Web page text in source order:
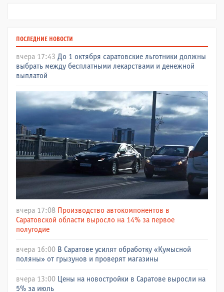
ПОСЛЕДНИЕ НОВОСТИ
вчера 17:43 До 1 октября саратовские льготники должны
выбрать между бесплатными лекарствами и денежной
выплатой
вчера 17:08 Производство автокомпонентов в
Саратовской области выросло на 14% за первое
полугодие
вчера 16:00 В Саратове усилят обработку «Кумысной
поляны» от грызунов и проверят магазины
вчера 13:00 Цены на новостройки в Саратове выросли на
5% за июль